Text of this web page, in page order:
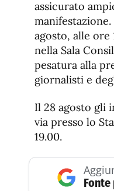
assicurato
agosto, alle ore
nella Sala
pesatura alla
giornalisti e
Il 28 agosto gli
via presso lo
19.00.